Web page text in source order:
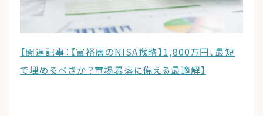
【関連記事：【富裕層のNISA戦略】1,800万円、最短
で埋めるべきか？市場暴落に備える最適解】